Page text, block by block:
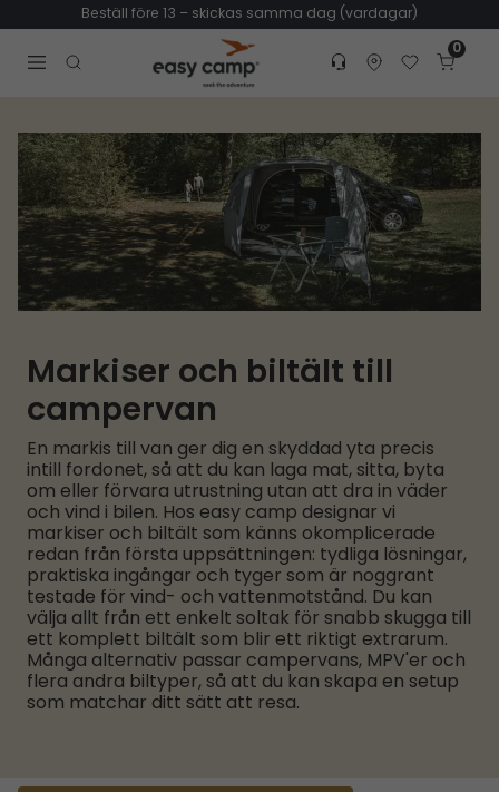
Beställ före 13 – skickas samma dag (vardagar)
Open search modal
Customer service
Find dealer
Favorites
Cart
0
Markiser och biltält till
campervan
En markis till van ger dig en skyddad yta precis
intill fordonet, så att du kan laga mat, sitta, byta
om eller förvara utrustning utan att dra in väder
och vind i bilen. Hos easy camp designar vi
markiser och biltält som känns okomplicerade
redan från första uppsättningen: tydliga lösningar,
praktiska ingångar och tyger som är noggrant
testade för vind- och vattenmotstånd. Du kan
välja allt från ett enkelt soltak för snabb skugga till
ett komplett biltält som blir ett riktigt extrarum.
Många alternativ passar campervans, MPV'er och
flera andra biltyper, så att du kan skapa en setup
som matchar ditt sätt att resa.